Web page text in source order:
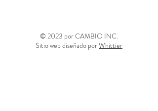
© 2023 por CAMBIO INC.
Sitio web diseñado porWhittier